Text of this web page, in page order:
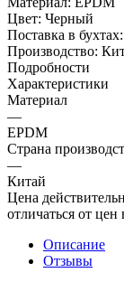
Цвет: Черный
Поставка в
Производство:
Подробности
Характеристики
Материал
—
EPDM
Страна
—
Китай
Цена
отличаться от
Описание
Отзывы